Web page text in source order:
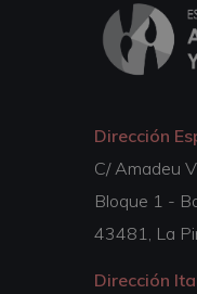
Dirección
C/ Amadeu
Bloque 1 -
43481, La
Dirección